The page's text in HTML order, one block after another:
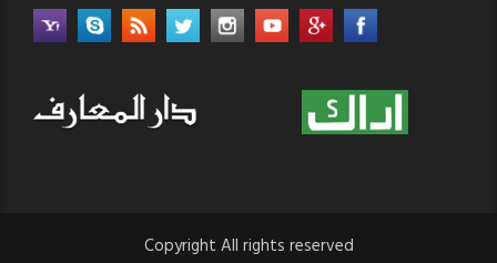
Copyright All rights reserved